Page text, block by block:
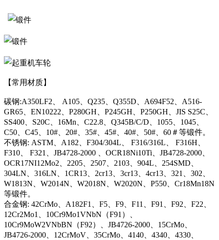
【常用材质】
碳钢:A350LF2、 A105、Q235、Q355D、A694F52、A516-
GR65、EN10222、P280GH、P245GH、P250GH、JIS S25C、
SS400、S20C、16Mn、C22.8、Q345B/C/D、1055、1045、
C50、C45、10#、20#、35#、45#、40#、50#、60＃等锻件。
不锈钢: ASTM、A182、F304/304L、 F316/316L、 F316H、
F310、 F321、JB4728-2000 、OCR18Ni10Ti、JB4728-2000、
OCR17NI12Mo2、2205、2507、2103、904L、254SMD、
304LN、316LN、1CR13、2cr13、3cr13、4cr13、321、302、
W1813N、W2014N、W2018N、W2020N、P550、Cr18Mn18N
等锻件。
合金钢: 42CrMo、A182F1、F5、F9、F11、F91、F92、F22、
12Cr2Mo1、10Cr9Mo1VNbN（F91）、
10Cr9MoW2VNbBN（F92）、JB4726-2000、15CrMo、
JB4726-2000、12CrMoV、35CrMo、4140、4340、4330、